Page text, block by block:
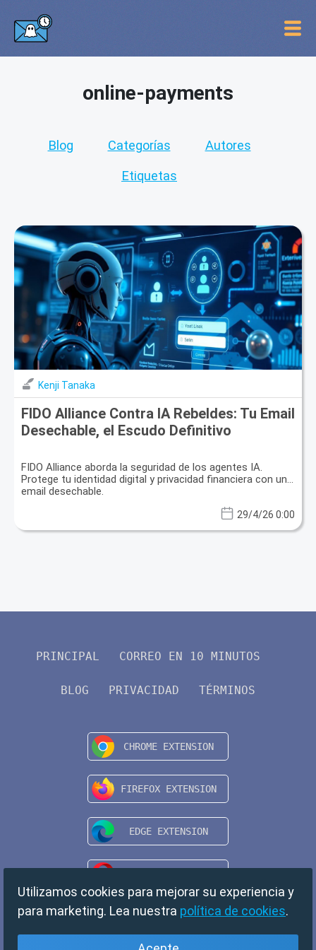
online-payments
Blog Categorías Autores
Etiquetas
Kenji Tanaka
FIDO Alliance Contra IA Rebeldes: Tu Email
Desechable, el Escudo Definitivo
FIDO Alliance aborda la seguridad de los agentes IA.
Protege tu identidad digital y privacidad financiera con un
email desechable.
29/4/26 0:00
PRINCIPAL CORREO EN 10 MINUTOS
BLOG PRIVACIDAD TÉRMINOS
Utilizamos cookies para mejorar su experiencia y
para marketing. Lea nuestra política de cookies.